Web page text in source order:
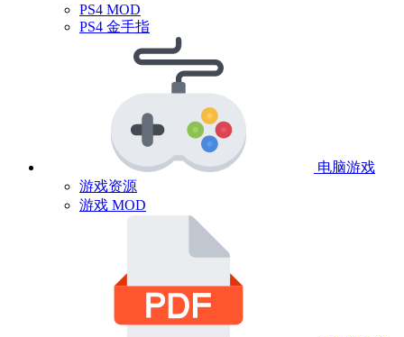
PS4 MOD
PS4 金手指
电脑游戏
游戏资源
游戏 MOD